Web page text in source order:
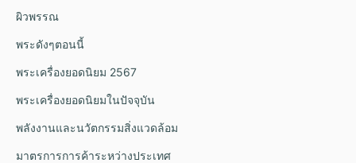
ผิวพรรณ
พระดังๆตอนนี้
พระเครื่องยอดนิยม 2567
พระเครื่องยอดนิยมในปัจจุบัน
พลังงานและนวัตกรรมสิ่งแวดล้อม
มาตรการการค้าระหว่างประเทศ